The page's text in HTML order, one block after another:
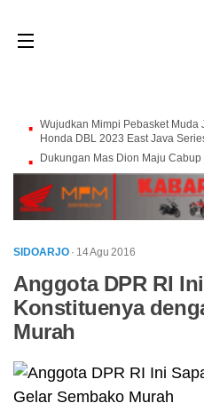
Wujudkan Mimpi Pebasket Muda
Honda DBL 2023 East Java
Dukungan Mas Dion Maju
SIDOARJO · 14 Agu 2016
Anggota DPR RI
Konstituenya
Murah